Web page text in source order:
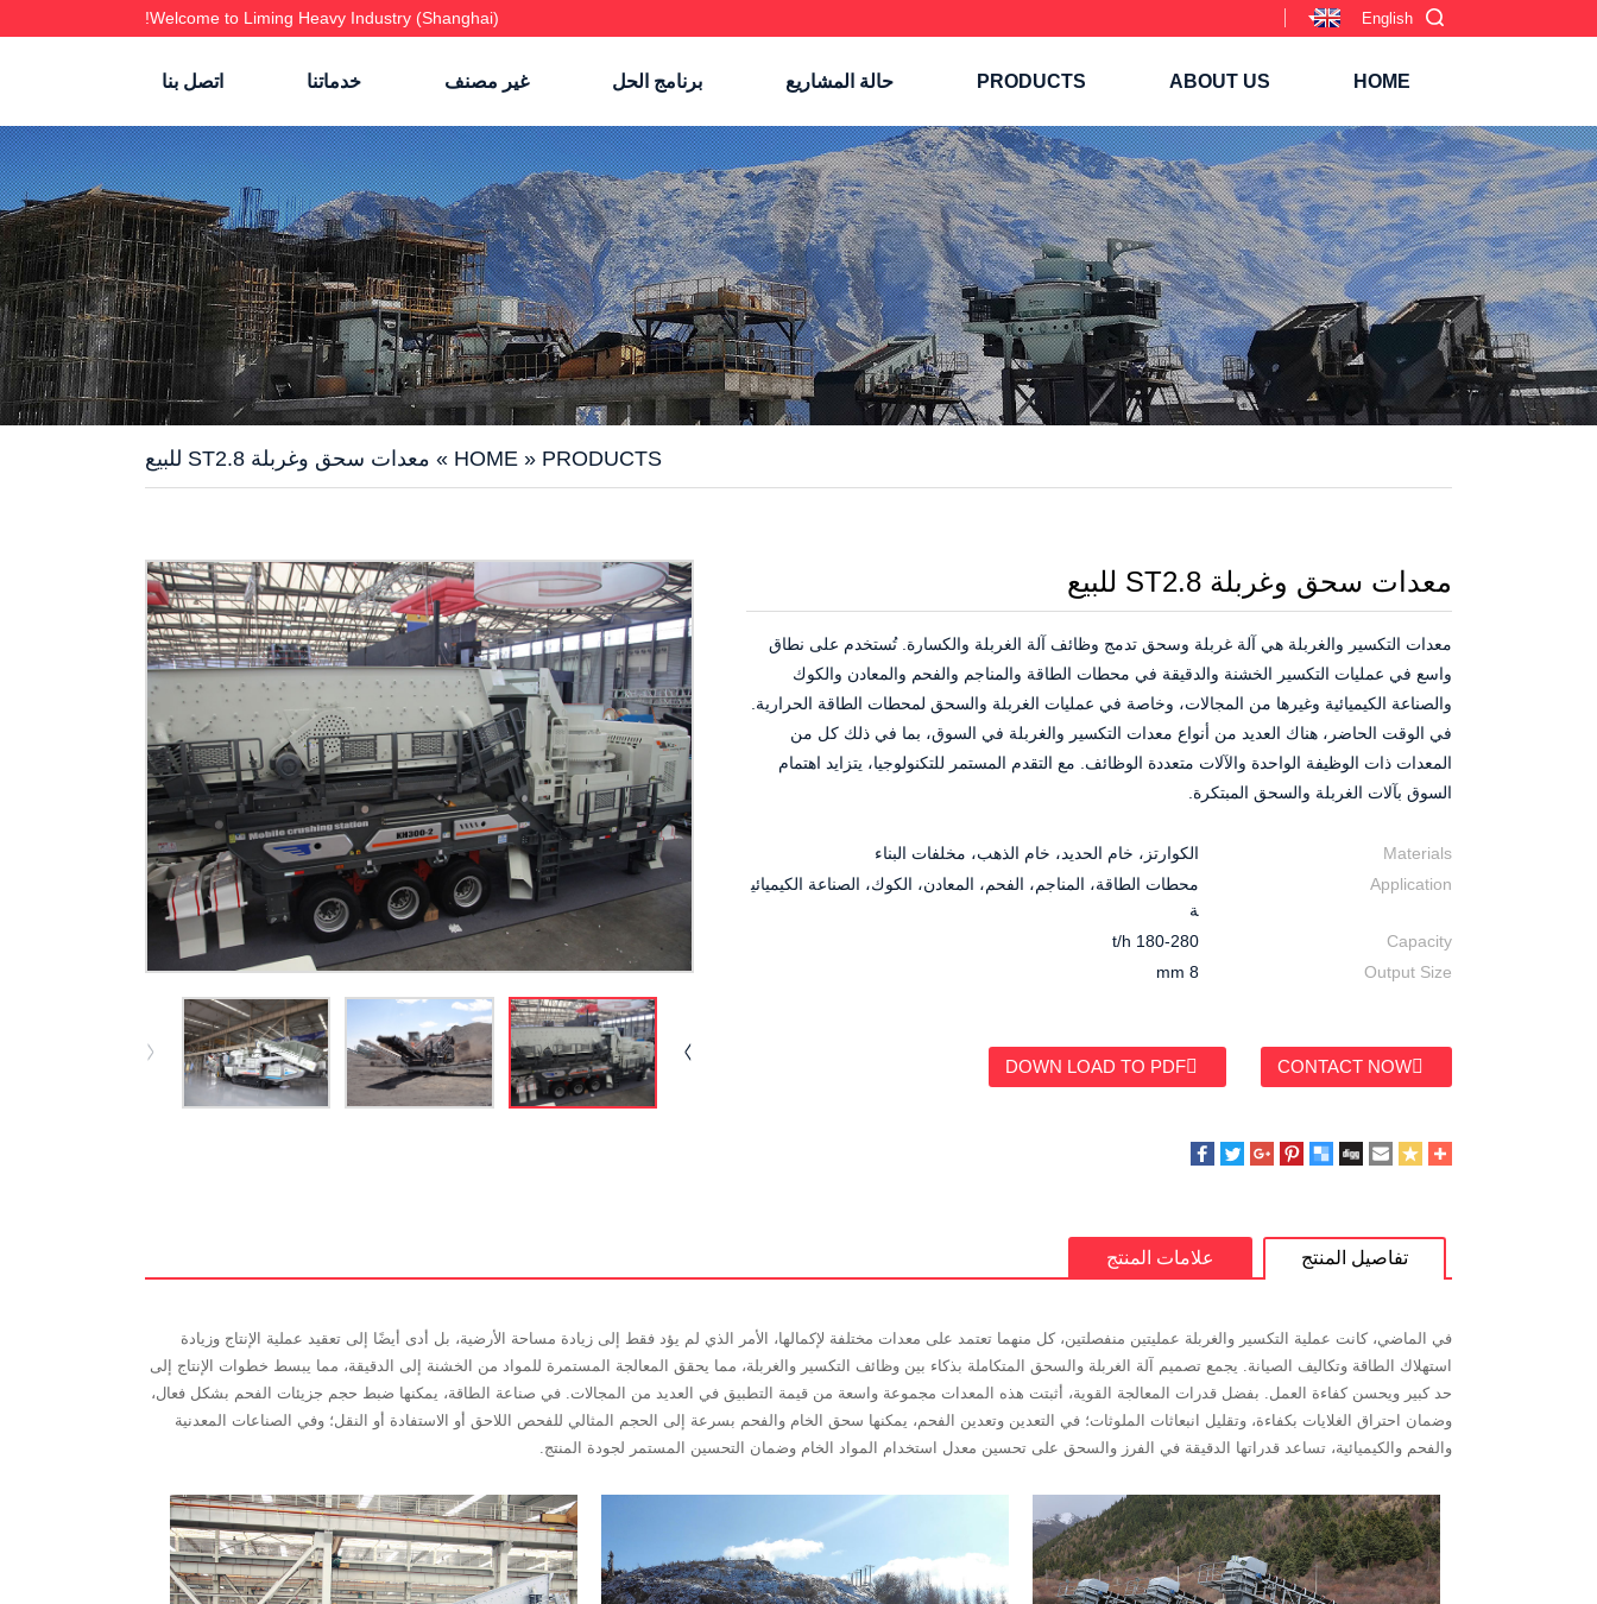
Welcome to Liming Heavy Industry (Shanghai)! English
HOME
ABOUT US
PRODUCTS حالة المشاريع برنامج الحل غير مصنف خدماتنا اتصل بنا
HOME » PRODUCTS
» معدات سحق وغربلة ST2.8 للبيع
معدات سحق وغربلة ST2.8 للبيع
معدات التكسير والغربلة هي آلة غربلة وسحق تدمج وظائف آلة الغربلة والكسارة. تُستخدم على نطاق
واسع في عمليات التكسير الخشنة والدقيقة في محطات الطاقة والمناجم والفحم والمعادن والكوك
والصناعة الكيميائية وغيرها من المجالات، وخاصة في عمليات الغربلة والسحق لمحطات الطاقة الحرارية.
في الوقت الحاضر، هناك العديد من أنواع معدات التكسير والغربلة في السوق، بما في ذلك كل من
المعدات ذات الوظيفة الواحدة والآلات متعددة الوظائف. مع التقدم المستمر للتكنولوجيا، يتزايد اهتمام
السوق بآلات الغربلة والسحق المبتكرة.
Materials
الكوارتز، خام الحديد، خام الذهب، مخلفات البناء
Application
محطات الطاقة، المناجم، الفحم، المعادن، الكوك، الصناعة الكيميائي
ة
Capacity
180-280 t/h
Output Size
8 mm
CONTACT NOW
DOWN LOAD TO PDF
تفاصيل المنتج علامات المنتج
في الماضي، كانت عملية التكسير والغربلة عمليتين منفصلتين، كل منهما تعتمد على معدات مختلفة لإكمالها، الأمر الذي لم يؤد فقط إلى زيادة مساحة الأرضية، بل أدى أيضًا إلى تعقيد عملية الإنتاج وزيادة
استهلاك الطاقة وتكاليف الصيانة. يجمع تصميم آلة الغربلة والسحق المتكاملة بذكاء بين وظائف التكسير والغربلة، مما يحقق المعالجة المستمرة للمواد من الخشنة إلى الدقيقة، مما يبسط خطوات الإنتاج إلى
حد كبير ويحسن كفاءة العمل. بفضل قدرات المعالجة القوية، أثبتت هذه المعدات مجموعة واسعة من قيمة التطبيق في العديد من المجالات. في صناعة الطاقة، يمكنها ضبط حجم جزيئات الفحم بشكل فعال،
وضمان احتراق الغلايات بكفاءة، وتقليل انبعاثات الملوثات؛ في التعدين وتعدين الفحم، يمكنها سحق الخام والفحم بسرعة إلى الحجم المثالي للفحص اللاحق أو الاستفادة أو النقل؛ وفي الصناعات المعدنية
والفحم والكيميائية، تساعد قدراتها الدقيقة في الفرز والسحق على تحسين معدل استخدام المواد الخام وضمان التحسين المستمر لجودة المنتج.